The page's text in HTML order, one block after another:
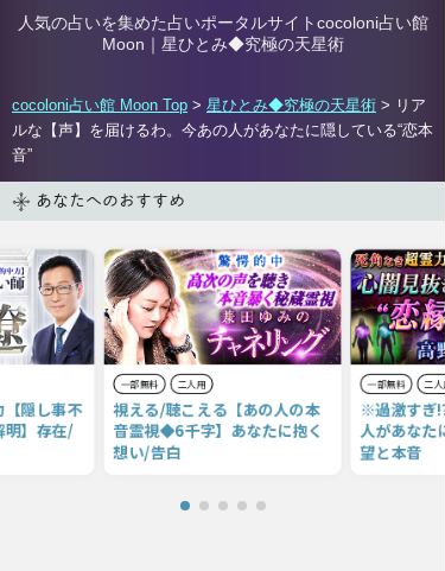
人気の占いを集めた占いポータルサイトcocoloni占い館
Moon｜ 星ひとみ◆究極の天星術
cocoloni占い館 Moon Top > 星ひとみ◆究極の天星術 > リア
ルな【声】を届けるわ。今あの人があなたに隠している“恋本
音”
あなたへのおすすめ
【隠し事不
】存在/
一部無料 二人用
視える/聴こえる【あの人の本
音霊視◆6千字】あなたに抱く
想い/告白
一部無料 二人用
※過激すぎ
人があなた
望と本音